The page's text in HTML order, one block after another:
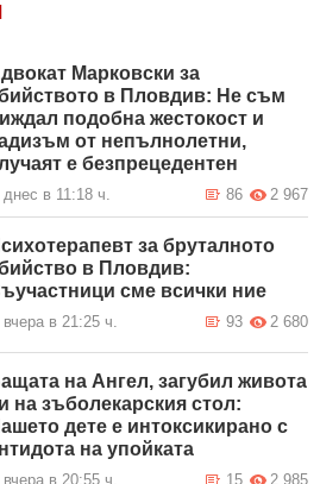
Марковски за
в Пловдив: Не съм
подобна жестокост и
от непълнолетни,
е безпрецедентен
днес в 11:18 ч. 2 967
86
за бруталното
в Пловдив:
сме всички ние
вчера в 21:25 ч. 2 680
93
на Ангел, загубил живота
на зъболекарския стол:
дете е интоксикирано с
на упойката
вчера в 20:55 ч. 2 985
15